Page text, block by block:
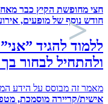
הקיץ כבר מאחורינו,
של מופעים, אירועים
להגיד ”אני”:
לבחור בך
זה מבוסס על הידע